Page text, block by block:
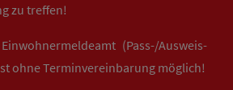
zu treffen!
(Pass-/Ausweis-
ohne Terminvereinbarung möglich!